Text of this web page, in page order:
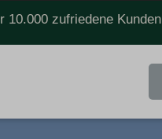
10.000 zufriedene Kunden